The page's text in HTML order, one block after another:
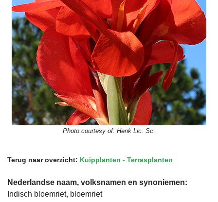
Photo courtesy of: Henk Lic. Sc.
Terug naar overzicht: Kuipplanten - Terrasplanten
Nederlandse naam, volksnamen en synoniemen:
Indisch bloemriet, bloemriet